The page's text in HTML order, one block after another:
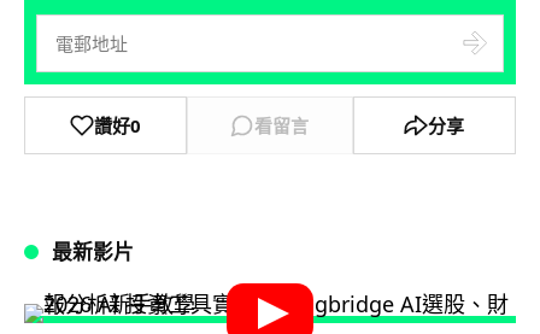
讚好0 看留言 分享
最新影片